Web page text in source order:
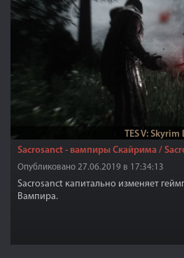
TES V: Skyrim
Sacrosanct - вампиры Скайрима /
Опубликовано 27.06.2019 в 17:34:13
Sacrosanct капитально изменяет
Вампира.